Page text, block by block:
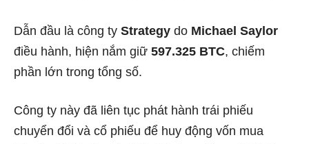
Dẫn đầu là công ty Strategy do Michael Saylor
điều hành, hiện nắm giữ 597.325 BTC, chiếm
phần lớn trong tổng số.
Công ty này đã liên tục phát hành trái phiếu
chuyển đổi và cổ phiếu để huy động vốn mua